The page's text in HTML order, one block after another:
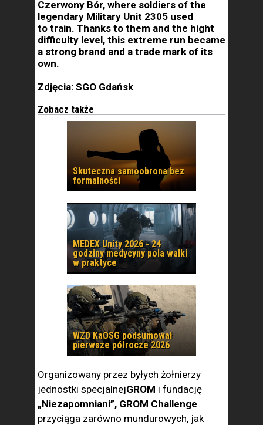
Czerwony Bór, where soldiers of the
legendary Military Unit 2305 used
to train. Thanks to them and the hight
difficulty level, this extreme run became
a strong brand and a trade mark of its
own.
Zdjęcia: SGO Gdańsk
Zobacz także
Skuteczna samoobrona bez
formalności
MEDEX Unity 2026 - 24
godziny medycyny pola walki
w praktyce
WZD KaOSG podsumował
pierwsze półrocze 2026
Organizowany przez byłych żołnierzy
jednostki specjalnejGROM i fundację
„Niezapomniani”, GROM Challenge
przyciąga zarówno mundurowych, jak